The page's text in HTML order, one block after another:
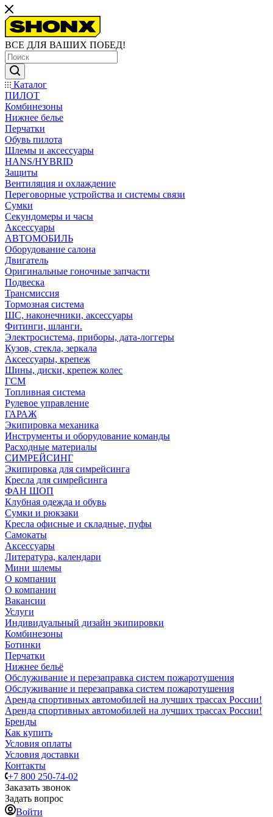
ВСЕ ДЛЯ ВАШИХ ПОБЕД!
Каталог
ПИЛОТ
Комбинезоны
Нижнее белье
Перчатки
Обувь пилота
Шлемы и аксессуары
HANS/HYBRID
Защиты
Вентиляция и охлаждение
Переговорные устройства и системы связи
Сумки
Секундомеры и часы
Аксессуары
АВТОМОБИЛЬ
Оборудование салона
Двигатель
Оригинальные гоночные запчасти
Подвеска
Трансмиссия
Тормозная система
ШС, наконечники, аксессуары
Фитинги, шланги.
Электросистема, приборы, дата-логгеры
Кузов, стекла, зеркала
Аксессуары, крепеж
Шины, диски, крепеж колес
ГСМ
Топливная система
Рулевое управление
ГАРАЖ
Экипировка механика
Инструменты и оборудование команды
Расходные материалы
СИМРЕЙСИНГ
Экипировка для симрейсинга
Кресла для симрейсинга
ФАН ШОП
Клубная одежда и обувь
Сумки и рюкзаки
Кресла офисные и складные, пуфы
Самокаты
Аксессуары
Литература, календари
Мини шлемы
О компании
О компании
Вакансии
Услуги
Индивидуальный дизайн экипировки
Комбинезоны
Ботинки
Перчатки
Нижнее бельё
Обслуживание и перезаправка систем пожаротушения
Обслуживание и перезаправка систем пожаротушения
Аренда спортивных автомобилей на лучших трассах России!
Аренда спортивных автомобилей на лучших трассах России!
Бренды
Как купить
Условия оплаты
Условия доставки
Контакты
+7 800 250-74-02
Заказать звонок
Задать вопрос
Войти